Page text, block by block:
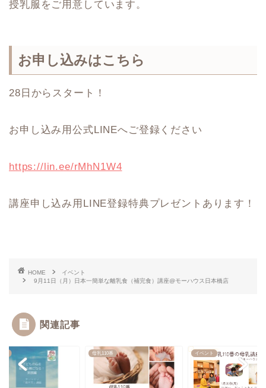
授乳服をご用意しています。
お申し込みはこちら
28日からスタート！
お申し込み用公式LINEへご登録ください
https://lin.ee/rMhN1W4
講座申し込み用LINE登録特典プレゼントあります！
HOME
イベント
9月11日（月）日本一簡単な離乳食（補完食）講座@モーハウス日本橋店
関連記事
母乳110番 イベント